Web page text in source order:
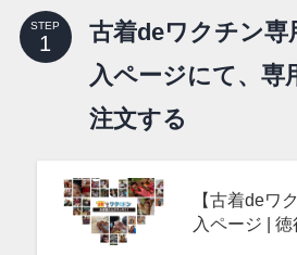
STEP
古着deワクチン専
入ページにて、専
注文する
【古着deワ
入ページ |